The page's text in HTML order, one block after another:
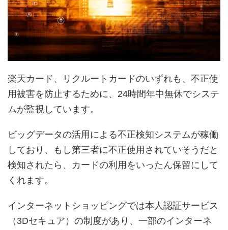
楽天カード、リクルートカードのいずれも、不正使
用被害を防止するために、24時間年中無休でシステ
ムが監視しています。
ビッグデータの活用による不正検知システムが稼働
しており、もし第三者に不正使用されていそうだと
検知されたら、カードの利用をいったん保留にして
くれます。
インターネットショッピングでは本人認証サービス
（3Dセキュア）の制度があり、一部のインターネ